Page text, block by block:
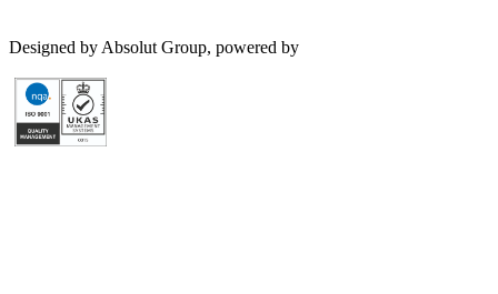
Designed by Absolut Group, powered by